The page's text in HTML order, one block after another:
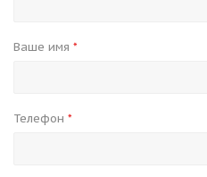
Ваше имя *
Телефон *